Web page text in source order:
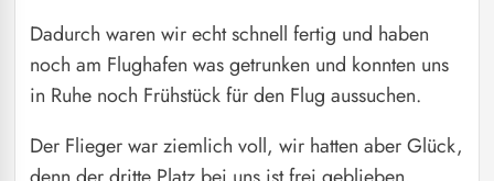
Dadurch waren wir echt schnell fertig und haben
noch am Flughafen was getrunken und konnten uns
in Ruhe noch Frühstück für den Flug aussuchen.
Der Flieger war ziemlich voll, wir hatten aber Glück,